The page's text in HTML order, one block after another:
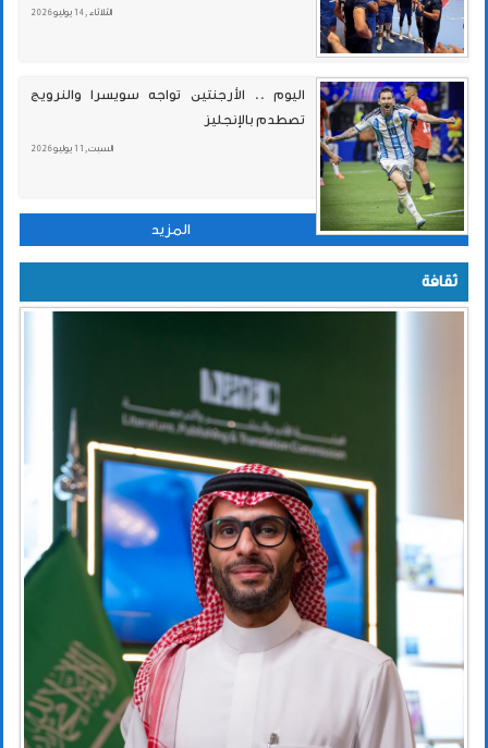
الثلاثاء , 14 يوليو 2026
اليوم .. الأرجنتين تواجه سويسرا والنرويج
تصطدم بالإنجليز
السبت , 11 يوليو 2026
المزيد
ثقافة